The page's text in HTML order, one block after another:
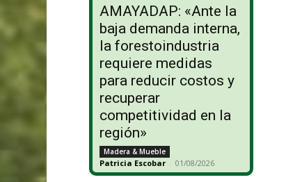
AMAYADAP: «Ante la
baja demanda interna,
la forestoindustria
requiere medidas
para reducir costos y
recuperar
competitividad en la
región»
Madera & Mueble
Patricia Escobar - 01/08/2026